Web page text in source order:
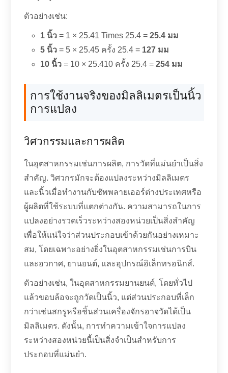
ตัวอย่างเช่น:
1 นิ้ว = 1 × 25.41 Times 25.4 =25.4 มม
5 นิ้ว = 5 × 25.45 ครั้ง 25.4 = 127 มม
10 นิ้ว = 10 × 25.410 ครั้ง 25.4 =254 มม
การใช้งานจริงของมิลลิเมตรเป็นนิ้ว
การแปลง
วิศวกรรมและการผลิต
ในอุตสาหกรรมเช่นการผลิต, การวัดที่แม่นยำเป็นสิ่ง
สำคัญ. วิศวกรมักจะต้องแปลงระหว่างมิลลิเมตร
และนิ้วเมื่อทำงานกับซัพพลายเออร์ต่างประเทศหรือ
ผู้ผลิตที่ใช้ระบบที่แตกต่างกัน. ความสามารถในการ
แปลงอย่างรวดเร็วระหว่างสองหน่วยเป็นสิ่งสำคัญ
เพื่อให้แน่ใจว่าส่วนประกอบเข้าด้วยกันอย่างเหมาะ
สม, โดยเฉพาะอย่างยิ่งในอุตสาหกรรมเช่นการบิน
และอวกาศ, ยานยนต์, และอุปกรณ์อิเล็กทรอนิกส์.
ตัวอย่างเช่น, ในอุตสาหกรรมยานยนต์, โดยทั่วไป
แล้วขอบล้อจะถูกวัดเป็นนิ้ว, แต่ส่วนประกอบที่เล็ก
กว่าเช่นสกรูหรือชิ้นส่วนเครื่องจักรอาจวัดได้เป็น
มิลลิเมตร. ดังนั้น, การทำความเข้าใจการแปลง
ระหว่างสองหน่วยนี้เป็นสิ่งจำเป็นสำหรับการ
ประกอบที่แม่นยำ.